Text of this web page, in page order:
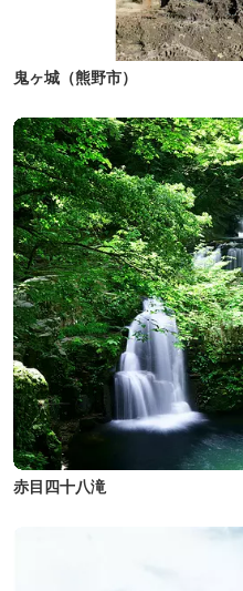
鬼ヶ城（熊野市）
赤目四十八滝